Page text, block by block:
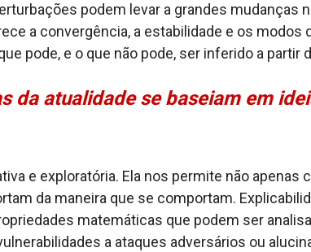
podem levar a grandes mudanças
a convergência, a estabilidade e os modos
pode, e o que não pode, ser inferido a partir
da atualidade se baseiam em
e exploratória. Ela nos permite não
da maneira que se comportam.
matemáticas que podem ser
a ataques adversários ou